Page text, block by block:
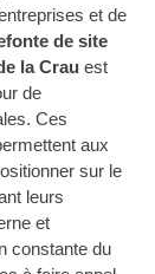
et de
de site
la Crau est
de
Ces
aux
sur le
leurs
et
constante du